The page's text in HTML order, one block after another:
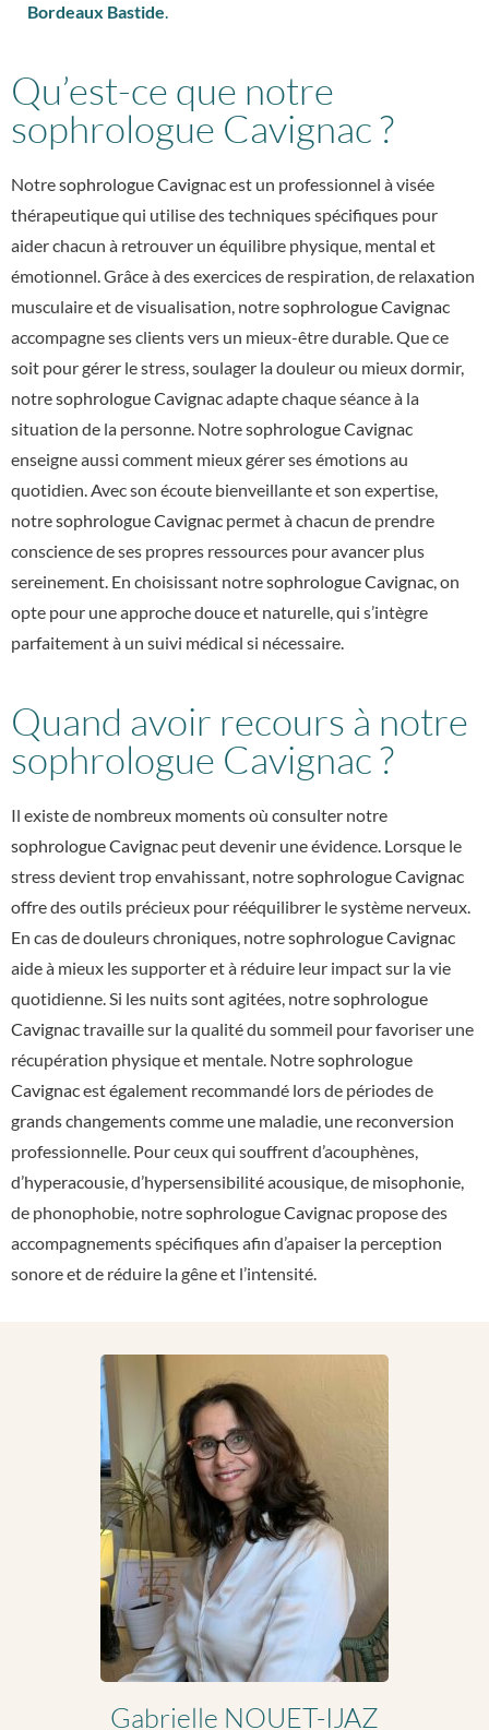
Bordeaux Bastide.
Qu’est-ce que notre
sophrologue Cavignac ?
Notresophrologue Cavignacest un professionnel à visée
thérapeutique qui utilise des techniques spécifiques pour
aider chacun à retrouver un équilibre physique, mental et
émotionnel. Grâce à des exercices de respiration, de relaxation
musculaire et de visualisation, notresophrologue Cavignac
accompagne ses clients vers un mieux-être durable. Que ce
soit pour gérer le stress, soulager la douleur ou mieux dormir,
notresophrologue Cavignacadapte chaque séance à la
situation de la personne. Notresophrologue Cavignac
enseigne aussi comment mieux gérer ses émotions au
quotidien. Avec son écoute bienveillante et son expertise,
notresophrologue Cavignac permet à chacun de prendre
conscience de ses propres ressources pour avancer plus
sereinement. En choisissant notresophrologue Cavignac, on
opte pour une approche douce et naturelle, qui s’intègre
parfaitement à un suivi médical si nécessaire.
Quand avoir recours à notre
sophrologue Cavignac ?
Il existe de nombreux moments où consulter notre
sophrologue Cavignac peut devenir une évidence. Lorsque le
stress devient trop envahissant, notresophrologue Cavignac
offre des outils précieux pour rééquilibrer le système nerveux.
En cas de douleurs chroniques, notresophrologue Cavignac
aide à mieux les supporter et à réduire leur impact sur la vie
quotidienne. Si les nuits sont agitées, notresophrologue
Cavignactravaille sur la qualité du sommeil pour favoriser une
récupération physique et mentale. Notresophrologue
Cavignacest également recommandé lors de périodes de
grands changements comme une maladie, une reconversion
professionnelle. Pour ceux qui souffrent d’acouphènes,
d’hyperacousie, d’hypersensibilité acousique, de misophonie,
de phonophobie, notresophrologue Cavignac propose des
accompagnements spécifiques afin d’apaiser la perception
sonore et de réduire la gêne et l’intensité.
Gabrielle NOUET-IJAZ